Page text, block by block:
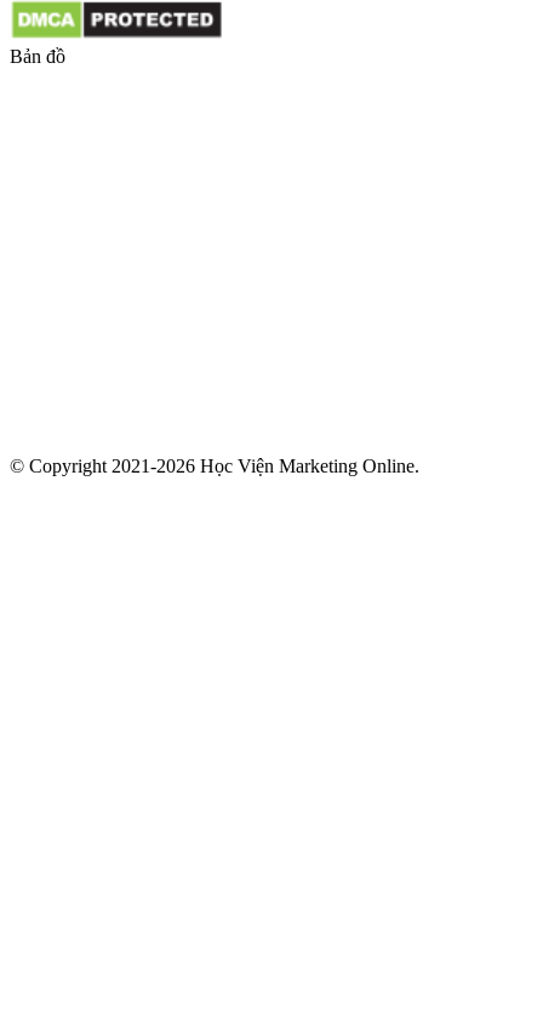
Bản đồ
© Copyright 2021-2026 Học Viện Marketing Online.